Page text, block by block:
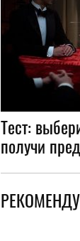
Тест:
получи